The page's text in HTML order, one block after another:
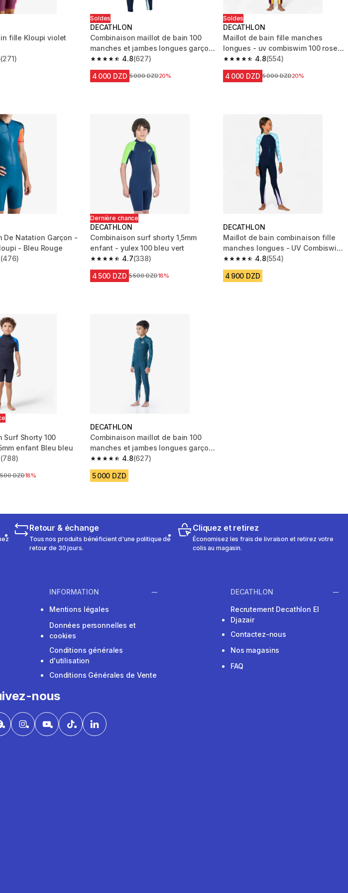
fille Kloupi violet
from 271 reviews
(271)
Soldes
DECATHLON
Combinaison maillot de bain 100
manches et jambes longues garçon
bleu - uv 4.8
4.8 out of 5 stars from 627 reviews
(627)
4 000 DZD Prix avant la réduction
5 000 DZD20%
Soldes
DECATHLON
Maillot de bain fille manches
longues - uv combiswim 100 rose
violet
4.8
4.8 out of 5 stars from 554 reviews
(554)
4 000 DZD Prix avant la réduction
5 000 DZD20%
De Natation Garçon -
- Bleu Rouge
from 476 reviews
(476)
Dernière chance
DECATHLON
Combinaison surf shorty 1,5mm
enfant - yulex 100 bleu vert
4.7
4.7 out of 5 stars from 338 reviews
(338)
4 500 DZD Prix avant la réduction
5 500 DZD18%
DECATHLON
Maillot de bain combinaison fille
manches longues - UV Combiswim
100 Marg mint
4.8
4.8 out of 5 stars from 554 reviews
(554)
4 900 DZD
Surf Shorty 100
enfant Bleu bleu
from 788 reviews
(788)
avant la réduction
DZD18%
DECATHLON
Combinaison maillot de bain 100
manches et jambes longues garçon
bana vert - uv
4.8
4.8 out of 5 stars from 627 reviews
(627)
5 000 DZD
Retour & échange
Tous nos produits bénéficient d'une politique de
retour de 30 jours.
Cliquez et retirez
Économisez les frais de livraison et retirez votre
colis au magasin.
INFORMATION
Mentions légales
Données personnelles et
cookies
Conditions générales
d'utilisation
Conditions Générales de Vente
DECATHLON
Recrutement Decathlon El
Djazair
Contactez-nous
Nos magasins
FAQ
nous